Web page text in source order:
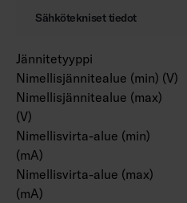
Sähkötekniset tiedot
Jännitetyyppi
Nimellisjännitealue (min) (V)
Nimellisjännitealue (max)
(V)
Nimellisvirta-alue (min)
(mA)
Nimellisvirta-alue (max)
(mA)